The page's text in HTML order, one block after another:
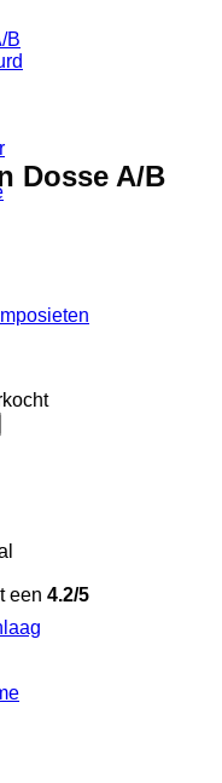
Dosse A/B
een 4.2/5